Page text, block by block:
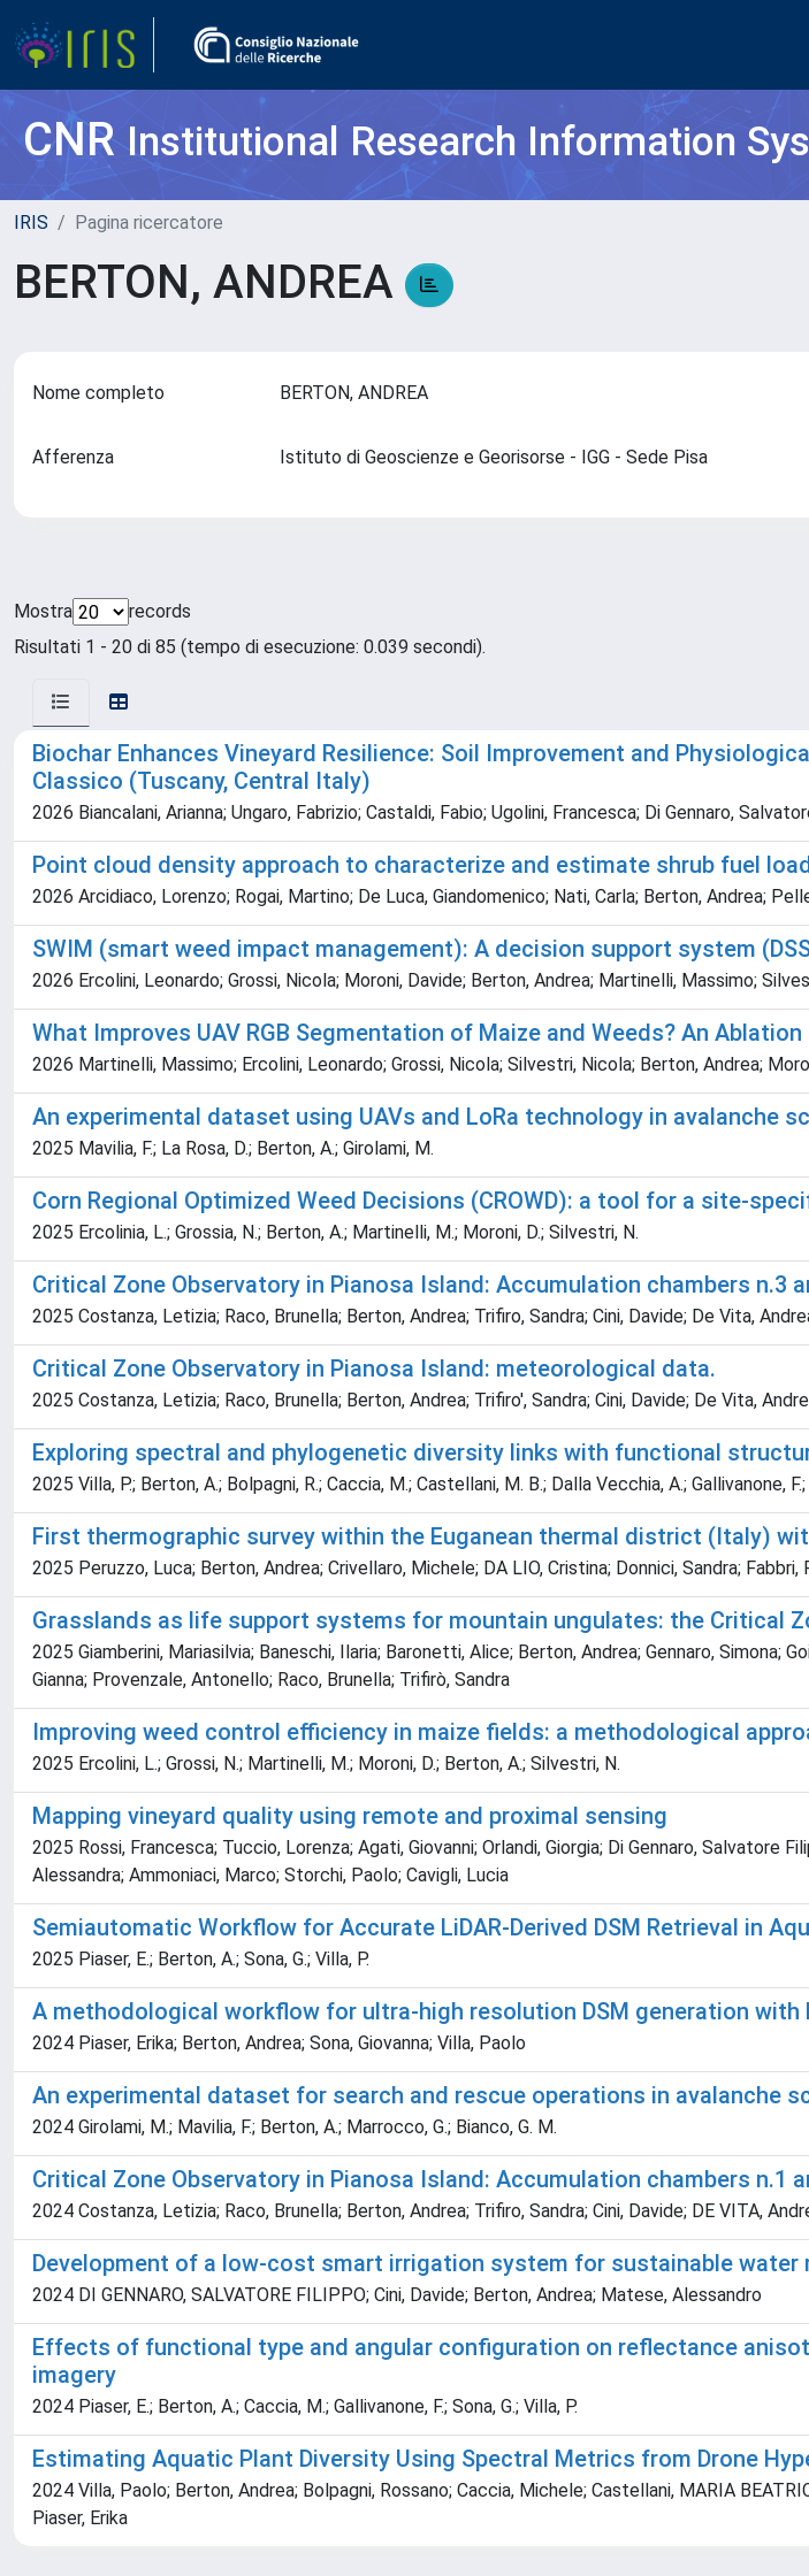
CNRInstitutional Research Information
IRIS Pagina ricercatore
BERTON, ANDREA
Nome completo BERTON, ANDREA
Afferenza Istituto di Geoscienze e Georisorse - IGG - Sede Pisa
Mostra
records
Risultati 1 - 20 di 85 (tempo di esecuzione: 0.039 secondi).
Biochar Enhances Vineyard Resilience: Soil Improvement and
Classico (Tuscany, Central Italy)
2026 Biancalani, Arianna; Ungaro, Fabrizio; Castaldi, Fabio; Ugolini, Francesca; Di Gennaro,
Point cloud density approach to characterize and estimate shrub fuel
2026 Arcidiaco, Lorenzo; Rogai, Martino; De Luca, Giandomenico; Nati, Carla; Berton, Andrea;
SWIM (smart weed impact management): A decision support system
2026 Ercolini, Leonardo; Grossi, Nicola; Moroni, Davide; Berton, Andrea; Martinelli, Massimo;
What Improves UAV RGB Segmentation of Maize and Weeds? An
2026 Martinelli, Massimo; Ercolini, Leonardo; Grossi, Nicola; Silvestri, Nicola; Berton, Andrea;
An experimental dataset using UAVs and LoRa technology in avalanche
2025 Mavilia, F.; La Rosa, D.; Berton, A.; Girolami, M.
Corn Regional Optimized Weed Decisions (CROWD): a tool for a site-
2025 Ercolinia, L.; Grossia, N.; Berton, A.; Martinelli, M.; Moroni, D.; Silvestri, N.
Critical Zone Observatory in Pianosa Island: Accumulation chambers n.3
2025 Costanza, Letizia; Raco, Brunella; Berton, Andrea; Trifiro, Sandra; Cini, Davide; De Vita,
Critical Zone Observatory in Pianosa Island: meteorological data.
2025 Costanza, Letizia; Raco, Brunella; Berton, Andrea; Trifiro', Sandra; Cini, Davide; De Vita,
Exploring spectral and phylogenetic diversity links with functional
2025 Villa, P.; Berton, A.; Bolpagni, R.; Caccia, M.; Castellani, M. B.; Dalla Vecchia, A.; Gallivanone,
First thermographic survey within the Euganean thermal district (Italy)
2025 Peruzzo, Luca; Berton, Andrea; Crivellaro, Michele; DA LIO, Cristina; Donnici, Sandra;
Grasslands as life support systems for mountain ungulates: the Critical
2025 Giamberini, Mariasilvia; Baneschi, Ilaria; Baronetti, Alice; Berton, Andrea; Gennaro, Simona;
Gianna; Provenzale, Antonello; Raco, Brunella; Trifirò, Sandra
Improving weed control efficiency in maize fields: a methodological
2025 Ercolini, L.; Grossi, N.; Martinelli, M.; Moroni, D.; Berton, A.; Silvestri, N.
Mapping vineyard quality using remote and proximal sensing
2025 Rossi, Francesca; Tuccio, Lorenza; Agati, Giovanni; Orlandi, Giorgia; Di Gennaro, Salvatore
Alessandra; Ammoniaci, Marco; Storchi, Paolo; Cavigli, Lucia
Semiautomatic Workflow for Accurate LiDAR-Derived DSM Retrieval in
2025 Piaser, E.; Berton, A.; Sona, G.; Villa, P.
A methodological workflow for ultra-high resolution DSM generation with
2024 Piaser, Erika; Berton, Andrea; Sona, Giovanna; Villa, Paolo
An experimental dataset for search and rescue operations in avalanche
2024 Girolami, M.; Mavilia, F.; Berton, A.; Marrocco, G.; Bianco, G. M.
Critical Zone Observatory in Pianosa Island: Accumulation chambers n.1
2024 Costanza, Letizia; Raco, Brunella; Berton, Andrea; Trifiro, Sandra; Cini, Davide; DE VITA,
Development of a low-cost smart irrigation system for sustainable water
2024 DI GENNARO, SALVATORE FILIPPO; Cini, Davide; Berton, Andrea; Matese, Alessandro
Effects of functional type and angular configuration on reflectance
imagery
2024 Piaser, E.; Berton, A.; Caccia, M.; Gallivanone, F.; Sona, G.; Villa, P.
Estimating Aquatic Plant Diversity Using Spectral Metrics from Drone
2024 Villa, Paolo; Berton, Andrea; Bolpagni, Rossano; Caccia, Michele; Castellani, MARIA
Piaser, Erika